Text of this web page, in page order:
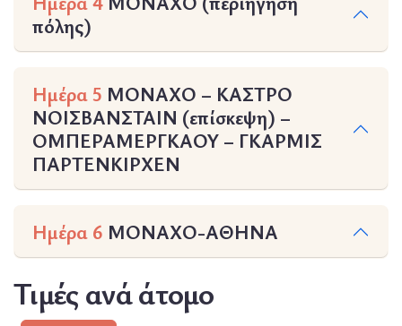
πόλης)
Ημέρα 5 ΜΟΝΑΧO – ΚΑΣΤΡΟ
ΝΟΙΣΒΑΝΣΤΑΙΝ (επίσκεψη) –
ΟΜΠΕΡΑΜΕΡΓΚΑΟΥ – ΓΚΑΡΜΙΣ
ΠΑΡΤΕΝΚΙΡΧΕΝ
Ημέρα 6 ΜΟΝΑΧΟ-ΑΘΗΝΑ
Τιμές ανά άτομο